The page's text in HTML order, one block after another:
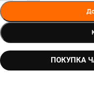
ПОКУПКА